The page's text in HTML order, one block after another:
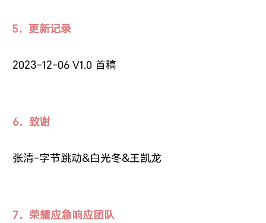
5．更新记录
2023-12-06 V1.0 首稿
6．致谢
张清-字节跳动&白光冬&王凯龙
7．荣耀应急响应团队